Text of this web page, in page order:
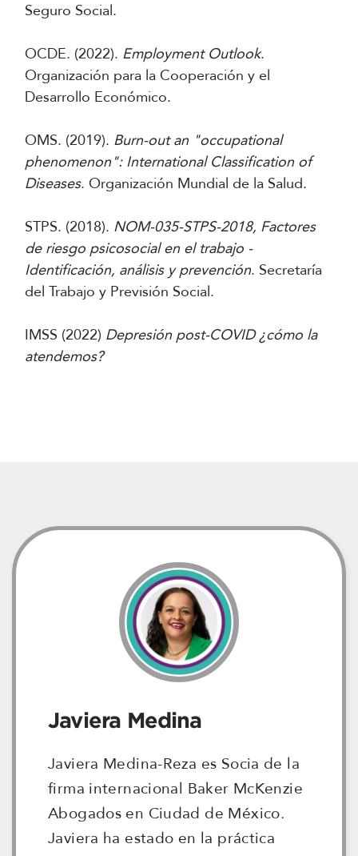
Seguro Social.
OCDE. (2022). Employment Outlook.
Organización para la Cooperación y el
Desarrollo Económico.
OMS. (2019). Burn-out an "occupational
phenomenon": International Classification of
Diseases. Organización Mundial de la Salud.
STPS. (2018). NOM-035-STPS-2018, Factores
de riesgo psicosocial en el trabajo -
Identificación, análisis y prevención. Secretaría
del Trabajo y Previsión Social.
IMSS (2022) Depresión post-COVID ¿cómo la
atendemos?
Javiera Medina
Javiera Medina-Reza es Socia de la
firma internacional Baker McKenzie
Abogados en Ciudad de México.
Javiera ha estado en la práctica